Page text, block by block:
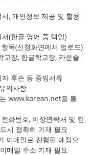
(한글·영어 중 택일)
항목(신청화면에서 업로드)
후손 등 증빙서류
유의사항
시 정확히 기재 필요
메일 주소 기재 필요